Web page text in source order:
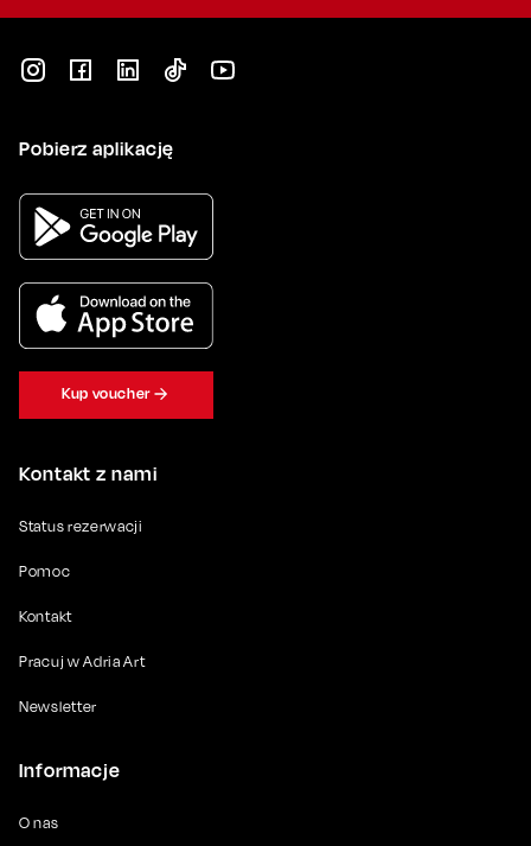
Kontakt z nami
Status rezerwacji
Pomoc
Kontakt
Pracuj w Adria Art
Newsletter
Informacje
O nas
Pobierz aplikację
Kup voucher